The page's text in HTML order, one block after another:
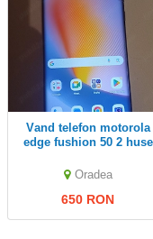
vand telefon motorola
edge fushion 50 2 huse
deoarece este luat la
Oradea
650 RON